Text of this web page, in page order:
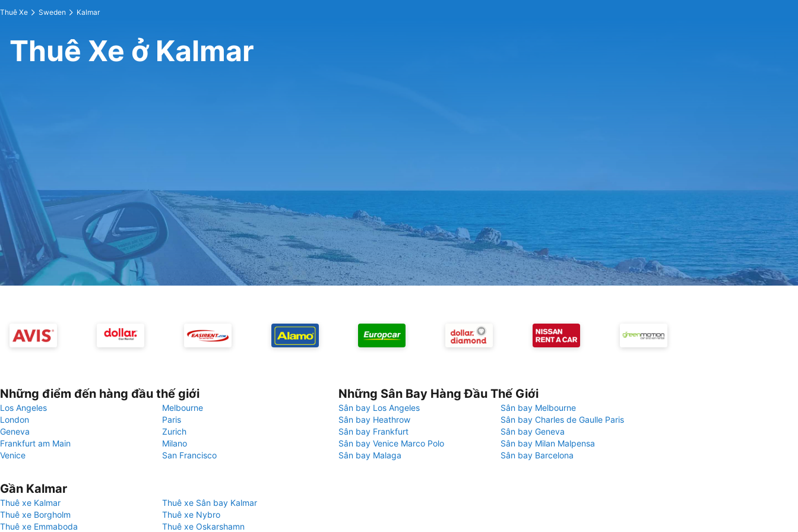
Thuê Xe Sweden Kalmar
Thuê Xe ở Kalmar
Những điểm đến hàng đầu thế giới
Los Angeles
Melbourne
London
Paris
Geneva
Zurich
Frankfurt am Main
Milano
Venice
San Francisco
Những Sân Bay Hàng Đầu Thế Giới
Sân bay Los Angeles
Sân bay Melbourne
Sân bay Heathrow
Sân bay Charles de Gaulle Paris
Sân bay Frankfurt
Sân bay Geneva
Sân bay Venice Marco Polo
Sân bay Milan Malpensa
Sân bay Malaga
Sân bay Barcelona
Gần Kalmar
Thuê xe Kalmar
Thuê xe Sân bay Kalmar
Thuê xe Borgholm
Thuê xe Nybro
Thuê xe Emmaboda
Thuê xe Oskarshamn